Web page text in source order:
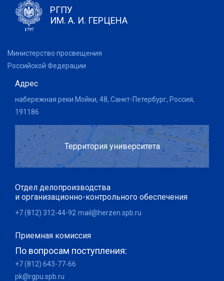
РГПУ
ИМ. А. И. ГЕРЦЕНА
Министерство просвещения
Российской Федерации
Адрес
набережная реки Мойки, 48, Санкт-Петербург, Россия,
191186
Территория университета
Отдел делопроизводства
и организационно-контрольного обеспечения
+7 (812) 312-44-92 mail@herzen.spb.ru
Приемная комиссия
По вопросам поступления:
+7 (812) 643-77-66
pk@rgpu.spb.ru